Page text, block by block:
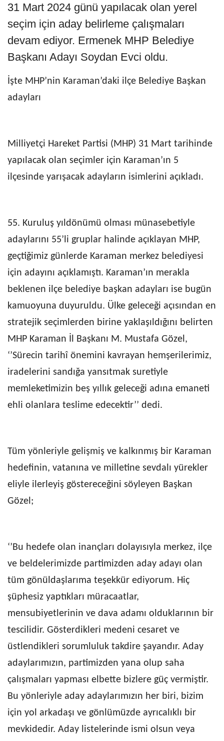
31 Mart 2024 günü yapılacak olan yerel
seçim için aday belirleme çalışmaları
devam ediyor. Ermenek MHP Belediye
Başkanı Adayı Soydan Evci oldu.
İşte MHP’nin Karaman’daki ilçe Belediye Başkan
adayları
Milliyetçi Hareket Partisi (MHP) 31 Mart tarihinde
yapılacak olan seçimler için Karaman’ın 5
ilçesinde yarışacak adayların isimlerini açıkladı.
55. Kuruluş yıldönümü olması münasebetiyle
adaylarını 55’li gruplar halinde açıklayan MHP,
geçtiğimiz günlerde Karaman merkez belediyesi
için adayını açıklamıştı. Karaman’ın merakla
beklenen ilçe belediye başkan adayları ise bugün
kamuoyuna duyuruldu. Ülke geleceği açısından en
stratejik seçimlerden birine yaklaşıldığını belirten
MHP Karaman İl Başkanı M. Mustafa Gözel,
‘’Sürecin tarihî önemini kavrayan hemşerilerimiz,
iradelerini sandığa yansıtmak suretiyle
memleketimizin beş yıllık geleceği adına emaneti
ehli olanlara teslime edecektir’’ dedi.
Tüm yönleriyle gelişmiş ve kalkınmış bir Karaman
hedefinin, vatanına ve milletine sevdalı yürekler
eliyle ilerleyiş göstereceğini söyleyen Başkan
Gözel;
‘’Bu hedefe olan inançları dolayısıyla merkez, ilçe
ve beldelerimizde partimizden aday adayı olan
tüm gönüldaşlarıma teşekkür ediyorum. Hiç
şüphesiz yaptıkları müracaatlar,
mensubiyetlerinin ve dava adamı olduklarının bir
tescilidir. Gösterdikleri medeni cesaret ve
üstlendikleri sorumluluk takdire şayandır. Aday
adaylarımızın, partimizden yana olup saha
çalışmaları yapması elbette bizlere güç vermiştir.
Bu yönleriyle aday adaylarımızın her biri, bizim
için yol arkadaşı ve gönlümüzde ayrıcalıklı bir
mevkidedir. Aday listelerinde ismi olsun veya